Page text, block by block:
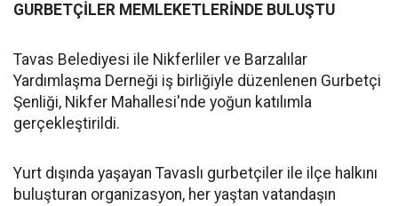
GURBETÇİLER MEMLEKETLERİNDE BULUŞTU
Tavas Belediyesi ile Nikferliler ve Barzalılar
Yardımlaşma Derneği iş birliğiyle düzenlenen Gurbetçi
Şenliği, Nikfer Mahallesi'nde yoğun katılımla
gerçekleştirildi.
Yurt dışında yaşayan Tavaslı gurbetçiler ile ilçe halkını
buluşturan organizasyon, her yaştan vatandaşın